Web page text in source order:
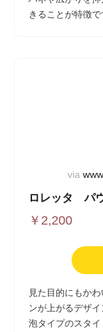
きることが特徴で
via
ロレッタ パ
￥ 2,200
見た目的にもか
ンが上がるデザ
泡タイプのスタ